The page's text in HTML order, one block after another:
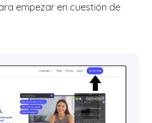
empezar en cuestión de